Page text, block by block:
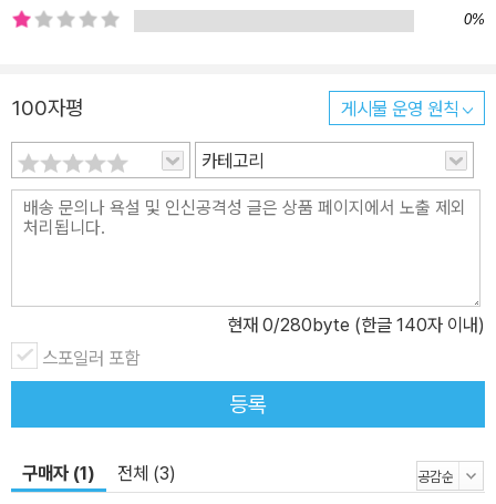
0%
100자평 게시물 운영 원칙
카테고리
현재 0/280byte (한글 140자 이내)
스포일러 포함
등록
구매자 (1) 전체 (3)